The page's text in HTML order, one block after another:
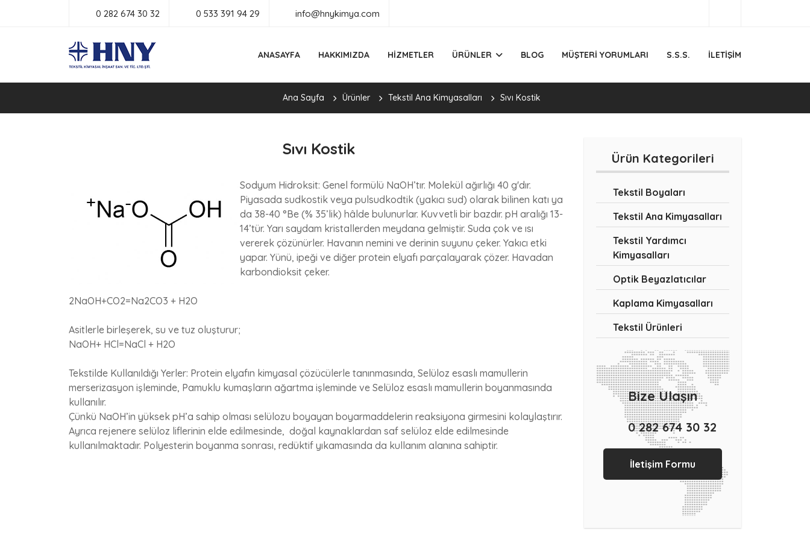
0 282 674 30 32 0 533 391 94 29 info@hnykimya.com
ANASAYFA HAKKIMIZDA HIZMETLER ÜRÜNLER BLOG MÜŞTERI YORUMLARI S.S.S. İLETIŞIM
Ana Sayfa Ürünler Tekstil Ana Kimyasalları Sıvı Kostik
Sıvı Kostik
Sodyum Hidroksit: Genel formülü NaOH’tır. Molekül ağırlığı 40 g'dır.
Piyasada sudkostik veya pulsudkodtik (yakıcı sud) olarak bilinen katı ya
da 38-40 °Be (% 35’lik) hâlde bulunurlar. Kuvvetli bir bazdır. pH aralığı 13-
14’tür. Yarı saydam kristallerden meydana gelmiştir. Suda çok ve ısı
vererek çözünürler. Havanın nemini ve derinin suyunu çeker. Yakıcı etki
yapar. Yünü, ipeği ve diğer protein elyafı parçalayarak çözer. Havadan
karbondioksit çeker.
2NaOH+CO2=Na2CO3 + H2O
Asitlerle birleşerek, su ve tuz oluşturur;
NaOH+ HCl=NaCl + H2O
Tekstilde Kullanıldığı Yerler: Protein elyafın kimyasal çözücülerle tanınmasında, Selüloz esaslı mamullerin
merserizasyon işleminde, Pamuklu kumaşların ağartma işleminde ve Selüloz esaslı mamullerin boyanmasında
kullanılır.
Çünkü NaOH’in yüksek pH’a sahip olması selülozu boyayan boyarmaddelerin reaksiyona girmesini kolaylaştırır.
Ayrıca rejenere selüloz liflerinin elde edilmesinde, doğal kaynaklardan saf selüloz elde edilmesinde
kullanılmaktadır. Polyesterin boyanma sonrası, redüktif yıkamasında da kullanım alanına sahiptir.
Ürün Kategorileri
Tekstil Boyaları
Tekstil Ana Kimyasalları
Tekstil Yardımcı
Kimyasalları
Optik Beyazlatıcılar
Kaplama Kimyasalları
Tekstil Ürünleri
Bize Ulaşın
0 282 674 30 32
İletişim Formu